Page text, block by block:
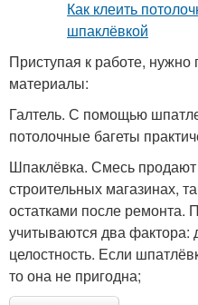
Приступая к работе,
материалы:
Галтель. С помощью
потолочные багеты
Шпаклёвка. Смесь
строительных магазинах,
остатками после ремонта.
учитываются два фактора:
целостность. Если
то она не пригодна;